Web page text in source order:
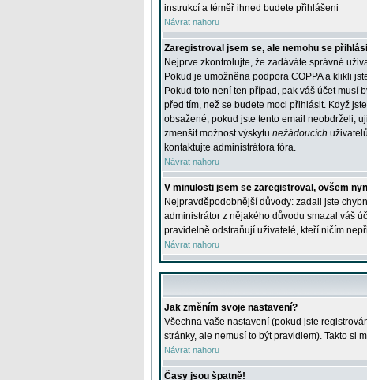
instrukcí a téměř ihned budete přihlášeni
Návrat nahoru
Zaregistroval jsem se, ale nemohu se
Nejprve zkontrolujte, že zadáváte správné
Pokud je umožněna podpora COPPA a klikli
Pokud toto není ten případ, pak váš účet musí
před tím, než se budete moci přihlásit. Když
obsažené, pokud jste tento email neobdrželi,
zmenšit možnost výskytu nežádoucích
kontaktujte administrátora fóra.
Návrat nahoru
V minulosti jsem se zaregistroval, ovšem
Nejpravděpodobnější důvody: zadali jste
administrátor z nějakého důvodu smazal váš
pravidelně odstraňují uživatelé, kteří ničím
Návrat nahoru
Jak změním svoje nastavení?
Všechna vaše nastavení (pokud jste
stránky, ale nemusí to být pravidlem). Takto si
Návrat nahoru
Časy jsou špatně!